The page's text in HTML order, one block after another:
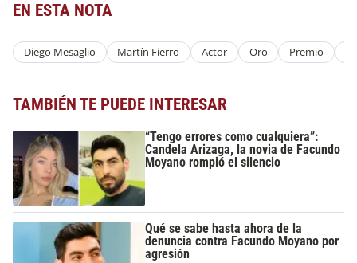
EN ESTA NOTA
Diego Mesaglio Martín Fierro Actor Oro Premio
TAMBIÉN TE PUEDE INTERESAR
“Tengo errores como cualquiera”:
Candela Arizaga, la novia de Facundo
Moyano rompió el silencio
Qué se sabe hasta ahora de la
denuncia contra Facundo Moyano por
agresión